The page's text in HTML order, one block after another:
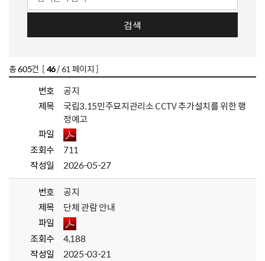
검색
총605건 [46/ 61 페이지 ]
번호
공지
제목
국립3.15민주묘지관리소 CCTV 추가설치를 위한 행
정예고
파일
조회수
711
작성일
2026-05-27
번호
공지
제목
단체 관람 안내
파일
조회수
4,188
작성일
2025-03-21